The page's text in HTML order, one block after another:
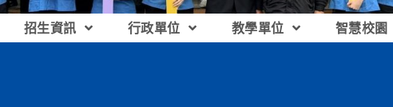
招生資訊 行政單位 教學單位 智慧校園